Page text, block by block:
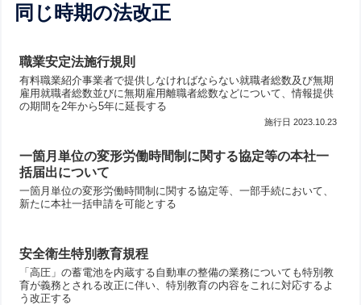
同じ時期の法改正
職業安定法施行規則
有料職業紹介事業者で提供しなければならない就職者総数及び無期
雇用就職者総数並びに無期雇用離職者総数などについて、情報提供
の期間を2年から5年に延長する
2023.10.23
一箇月単位の変形労働時間制に関する協定等の本社一
括届出について
一箇月単位の変形労働時間制に関する協定等、一部手続において、
新たに本社一括申請を可能とする
安全衛生特別教育規程
「高圧」の蓄電池を内蔵する自動車の整備の業務についても特別教
育が義務とされる改正に伴い、特別教育の内容をこれに対応するよ
う改正する